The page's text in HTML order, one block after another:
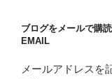
ブログをメールで購
EMAIL
メールアドレスを